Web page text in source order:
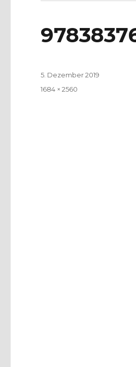
Veröffentlicht
5. Dezember 2019
Volle
1684 × 2560